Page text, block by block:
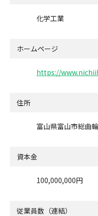
化学工業
ホームページ
https://
住所
富山県富山市総曲
資本金
100,000,000円
従業員数（連結）